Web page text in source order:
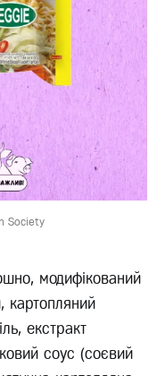
Society
модифікований
картопляний
екстракт
соус (соєвий